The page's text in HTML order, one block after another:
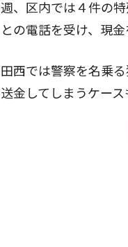
、区内では４件の特
の電話を受け、現
西では警察を名乗る
金してしまうケース